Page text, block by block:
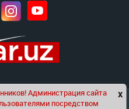
Golden Pages
Чат x
Администрация сайта
посредством